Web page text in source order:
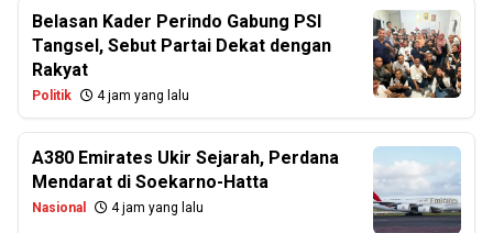
Belasan Kader Perindo Gabung PSI
Tangsel, Sebut Partai Dekat dengan
Rakyat
Politik 4 jam yang lalu
A380 Emirates Ukir Sejarah, Perdana
Mendarat di Soekarno-Hatta
Nasional 4 jam yang lalu